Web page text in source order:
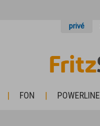
privé
FON POWERLINE